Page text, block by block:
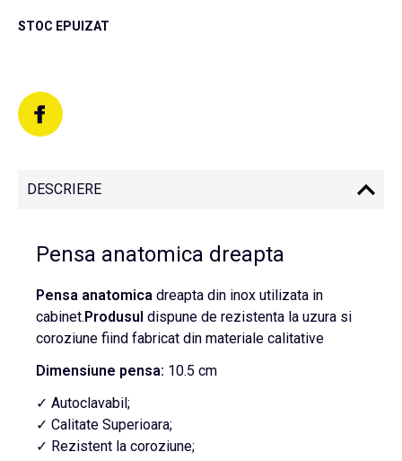
STOC EPUIZAT
DESCRIERE
Pensa anatomica dreapta
Pensa anatomica dreapta din inox utilizata in
cabinet.Produsul dispune de rezistenta la uzura si
coroziune fiind fabricat din materiale calitative
Dimensiune pensa: 10.5 cm
✓ Autoclavabil;
✓ Calitate Superioara;
✓ Rezistent la coroziune;